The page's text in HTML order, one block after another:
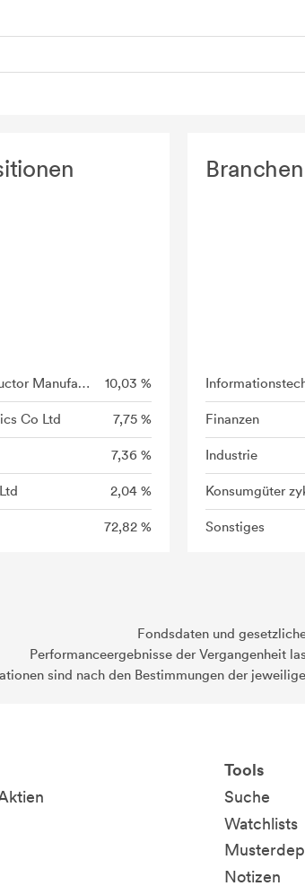
Taiwan Semiconductor Manufacturing Co Lt 10,03 %
Co Ltd 7,75 %
7,36 %
2,04 %
72,82 %
Branchen
Finanzen
Industrie
Konsumgüter
Sonstiges
Fondsdaten und
Performanceergebnisse der Vergangenheit
sind nach den Bestimmungen der
Tools
Suche
Watchlists
Notizen